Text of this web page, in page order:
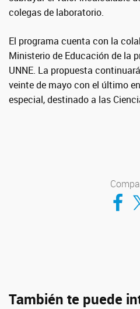
colegas de laboratorio.
El programa cuenta con la
Ministerio de Educación de la
UNNE. La propuesta
veinte de mayo con el último
especial, destinado a las
También te puede